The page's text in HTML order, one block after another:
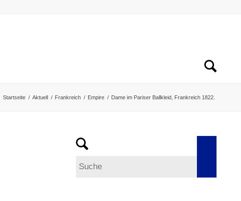
Startseite / Aktuell / Frankreich / Empire / Dame im Pariser Ballkleid, Frankreich 1822.